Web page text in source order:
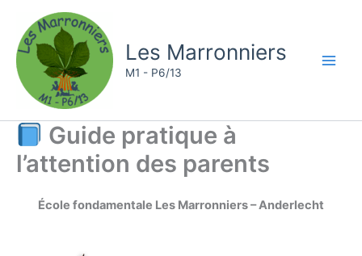
contenu
Les Marronniers
M1 - P6/13
Guide pratique à
l’attention des parents
École fondamentale Les Marronniers – Anderlecht